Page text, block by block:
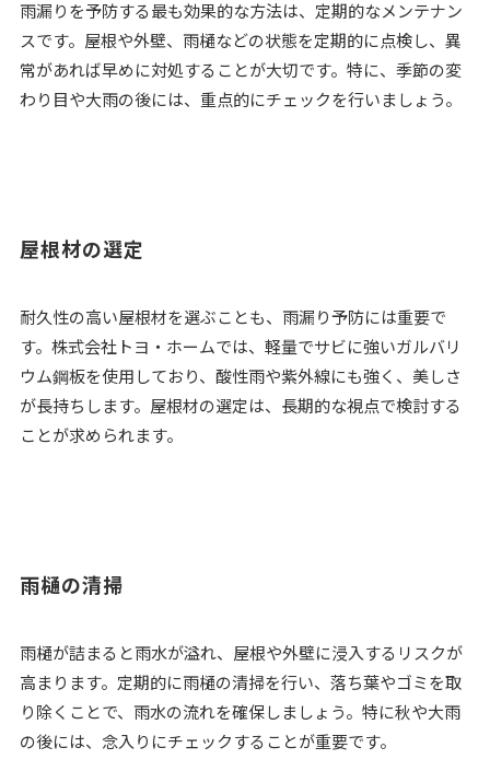
雨漏りを予防する最も効果的な方法は、定期的なメンテナン
スです。屋根や外壁、雨樋などの状態を定期的に点検し、異
常があれば早めに対処することが大切です。特に、季節の変
わり目や大雨の後には、重点的にチェックを行いましょう。
屋根材の選定
耐久性の高い屋根材を選ぶことも、雨漏り予防には重要で
す。株式会社トヨ・ホームでは、軽量でサビに強いガルバリ
ウム鋼板を使用しており、酸性雨や紫外線にも強く、美しさ
が長持ちします。屋根材の選定は、長期的な視点で検討する
ことが求められます。
雨樋の清掃
雨樋が詰まると雨水が溢れ、屋根や外壁に浸入するリスクが
高まります。定期的に雨樋の清掃を行い、落ち葉やゴミを取
り除くことで、雨水の流れを確保しましょう。特に秋や大雨
の後には、念入りにチェックすることが重要です。